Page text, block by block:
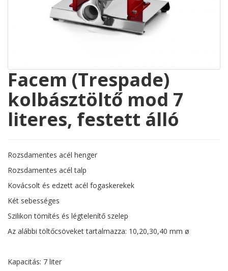
Facem (Trespade)
kolbásztöltő mod 7
literes, festett álló
Rozsdamentes acél henger
Rozsdamentes acél talp
Kovácsolt és edzett acél fogaskerekek
Két sebességes
Szilikon tömítés és légtelenítő szelep
Az alábbi töltőcsöveket tartalmazza: 10,20,30,40 mm ø
Kapacitás: 7 liter